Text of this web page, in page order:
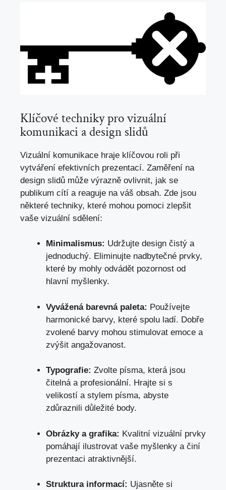
Klíčové techniky pro vizuální
komunikaci a design slidů
Vizuální komunikace hraje klíčovou roli při
vytváření efektivních prezentací. Zaměření na
design slidů může výrazně ovlivnit, jak se
publikum cítí a reaguje na váš obsah. Zde jsou
některé techniky, které mohou pomoci zlepšit
vaše vizuální sdělení:
Minimalismus: Udržujte design čistý a
jednoduchý. Eliminujte nadbytečné prvky,
které by mohly odvádět pozornost od
hlavní myšlenky.
Vyvážená barevná paleta: Používejte
harmonické barvy, které spolu ladí. Dobře
zvolené barvy mohou stimulovat emoce a
zvýšit angažovanost.
Typografie: Zvolte písma, která jsou
čitelná a profesionální. Hrajte si s
velikostí a stylem písma, abyste
zdůraznili důležité body.
Obrázky a grafika: Kvalitní vizuální prvky
pomáhají ilustrovat vaše myšlenky a činí
prezentaci atraktivnější.
Struktura informací: Ujasněte si